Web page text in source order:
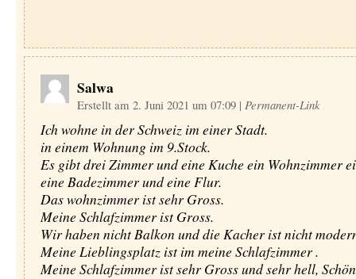
Salwa
Erstellt am 2. Juni 2021 um 07:09 | Permanent-Link
Ich wohne in der Schweiz im einer Stadt.
in einem Wohnung im 9.Stock.
Es gibt drei Zimmer und eine Kuche ein Wohnzimmer
eine Badezimmer und eine Flur.
Das wohnzimmer ist sehr Gross.
Meine Schlafzimmer ist Gross.
Wir haben nicht Balkon und die Kacher ist nicht
Meine Lieblingsplatz ist im meine Schlafzimmer .
Meine Schlafzimmer ist sehr Gross und sehr hell, Schön